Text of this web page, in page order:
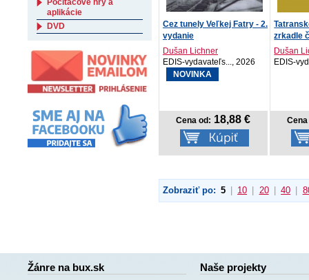
Cez tunely Veľkej Fatry - 2.
vydanie
Dušan Lichner
EDIS-vydavateľs..., 2026
NOVINKA
Cena od: 18,88 €
zrkadle
Dušan
EDIS-
Zobraziť po: 5 10 20 40
Počítačové hry a
aplikácie
DVD
Žánre na bux.sk Naše projekty